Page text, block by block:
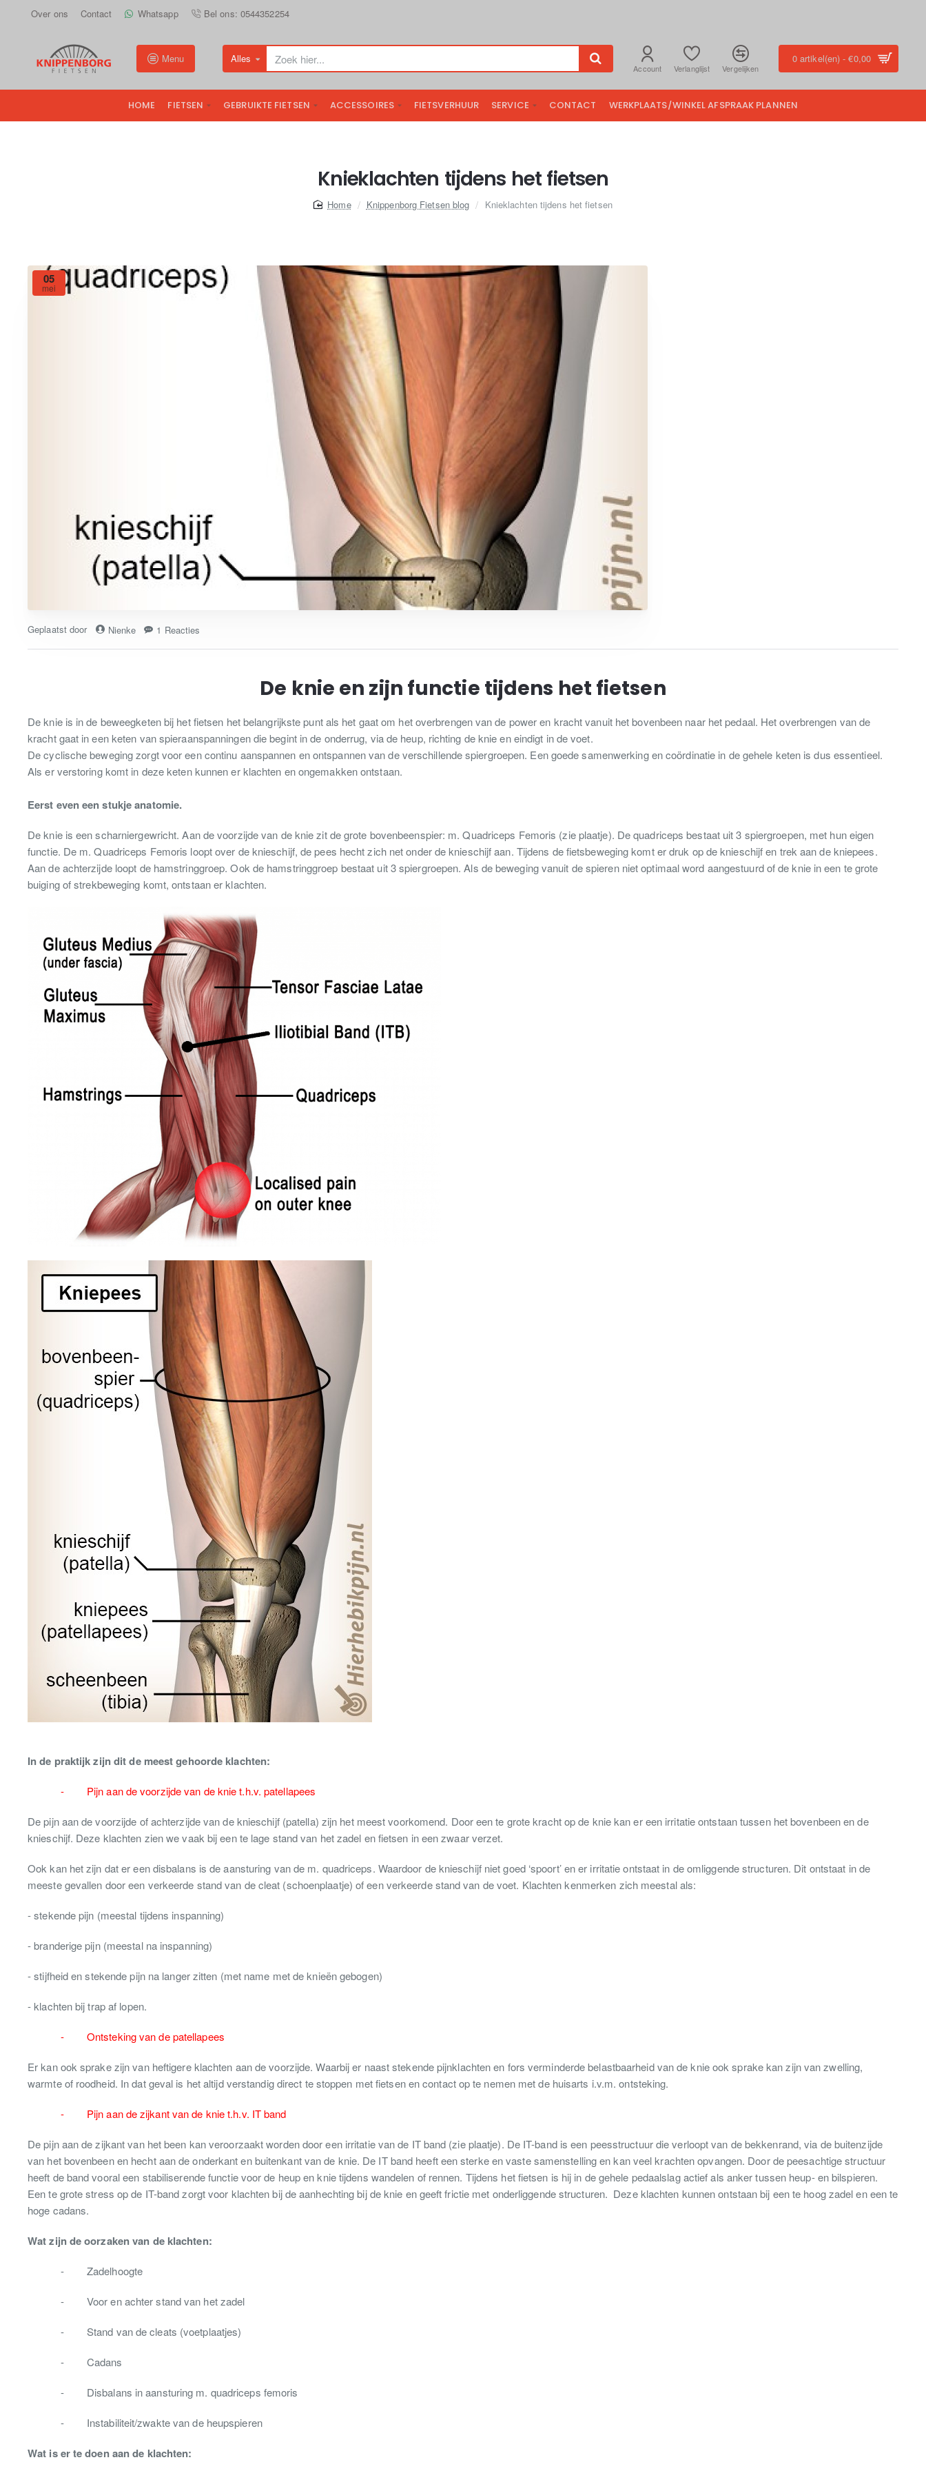
Over ons Contact Whatsapp Bel ons: 0544352254
Menu Alles
Zoek
Account Verlanglijst Vergelijken
0 artikel(en) - €0,00
HOME FIETSEN GEBRUIKTE FIETSEN ACCESSOIRES FIETSVERHUUR SERVICE CONTACT WERKPLAATS/WINKEL AFSPRAAK PLANNEN
Knieklachten tijdens het fietsen
homeKnippenborg Fietsen blog Knieklachten tijdens het fietsen
05
mei
Geplaatst door Nienke 1 Reacties
De knie en zijn functie tijdens het fietsen
De knie is in de beweegketen bij het fietsen het belangrijkste punt als het gaat om het overbrengen van de power en kracht vanuit het bovenbeen naar het pedaal. Het overbrengen van de
kracht gaat in een keten van spieraanspanningen die begint in de onderrug, via de heup, richting de knie en eindigt in de voet.
De cyclische beweging zorgt voor een continu aanspannen en ontspannen van de verschillende spiergroepen. Een goede samenwerking en coördinatie in de gehele keten is dus essentieel.
Als er verstoring komt in deze keten kunnen er klachten en ongemakken ontstaan.
Eerst even een stukje anatomie.
De knie is een scharniergewricht. Aan de voorzijde van de knie zit de grote bovenbeenspier: m. Quadriceps Femoris (zie plaatje). De quadriceps bestaat uit 3 spiergroepen, met hun eigen
functie. De m. Quadriceps Femoris loopt over de knieschijf, de pees hecht zich net onder de knieschijf aan. Tijdens de fietsbeweging komt er druk op de knieschijf en trek aan de kniepees.
Aan de achterzijde loopt de hamstringgroep. Ook de hamstringgroep bestaat uit 3 spiergroepen. Als de beweging vanuit de spieren niet optimaal word aangestuurd of de knie in een te grote
buiging of strekbeweging komt, ontstaan er klachten.
In de praktijk zijn dit de meest gehoorde klachten:
- Pijn aan de voorzijde van de knie t.h.v. patellapees
De pijn aan de voorzijde of achterzijde van de knieschijf (patella) zijn het meest voorkomend. Door een te grote kracht op de knie kan er een irritatie ontstaan tussen het bovenbeen en de
knieschijf. Deze klachten zien we vaak bij een te lage stand van het zadel en fietsen in een zwaar verzet.
Ook kan het zijn dat er een disbalans is de aansturing van de m. quadriceps. Waardoor de knieschijf niet goed ‘spoort’ en er irritatie ontstaat in de omliggende structuren. Dit ontstaat in de
meeste gevallen door een verkeerde stand van de cleat (schoenplaatje) of een verkeerde stand van de voet. Klachten kenmerken zich meestal als:
- stekende pijn (meestal tijdens inspanning)
- branderige pijn (meestal na inspanning)
- stijfheid en stekende pijn na langer zitten (met name met de knieën gebogen)
- klachten bij trap af lopen.
- Ontsteking van de patellapees
Er kan ook sprake zijn van heftigere klachten aan de voorzijde. Waarbij er naast stekende pijnklachten en fors verminderde belastbaarheid van de knie ook sprake kan zijn van zwelling,
warmte of roodheid. In dat geval is het altijd verstandig direct te stoppen met fietsen en contact op te nemen met de huisarts i.v.m. ontsteking.
- Pijn aan de zijkant van de knie t.h.v. IT band
De pijn aan de zijkant van het been kan veroorzaakt worden door een irritatie van de IT band (zie plaatje). De IT-band is een peesstructuur die verloopt van de bekkenrand, via de buitenzijde
van het bovenbeen en hecht aan de onderkant en buitenkant van de knie. De IT band heeft een sterke en vaste samenstelling en kan veel krachten opvangen. Door de peesachtige structuur
heeft de band vooral een stabiliserende functie voor de heup en knie tijdens wandelen of rennen. Tijdens het fietsen is hij in de gehele pedaalslag actief als anker tussen heup- en bilspieren.
Een te grote stress op de IT-band zorgt voor klachten bij de aanhechting bij de knie en geeft frictie met onderliggende structuren. Deze klachten kunnen ontstaan bij een te hoog zadel en een te
hoge cadans.
Wat zijn de oorzaken van de klachten:
- Zadelhoogte
- Voor en achter stand van het zadel
- Stand van de cleats (voetplaatjes)
- Cadans
- Disbalans in aansturing m. quadriceps femoris
- Instabiliteit/zwakte van de heupspieren
Wat is er te doen aan de klachten: